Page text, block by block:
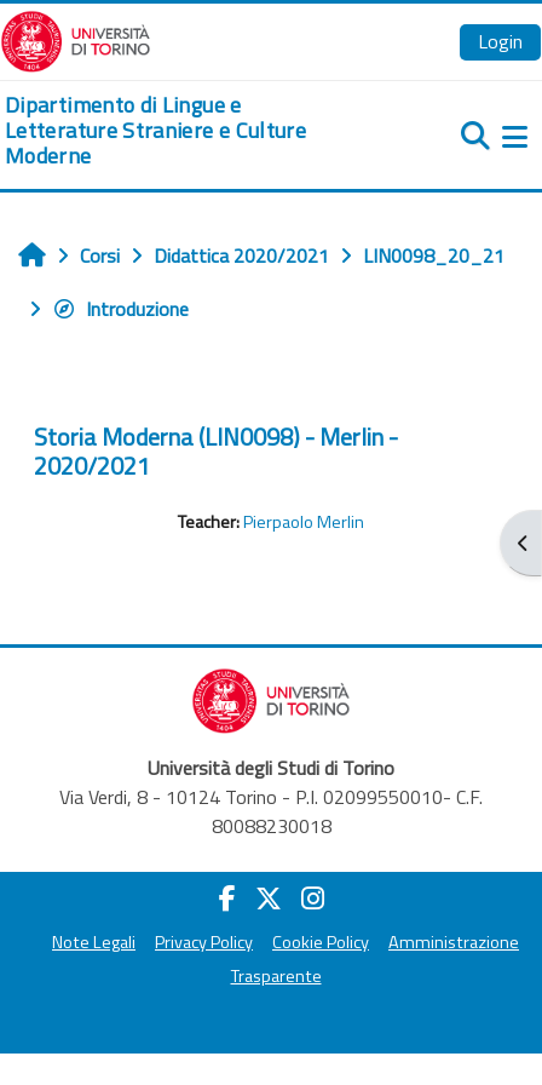
Vai al contenuto principale
Login
Dipartimento di Lingue e
Letterature Straniere e Culture
Moderne
Home
Corsi Didattica 2020/2021
LIN0098_20_21
Introduzione
Storia Moderna (LIN0098) - Merlin -
2020/2021
Teacher:Pierpaolo Merlin
Università degli Studi di Torino
Via Verdi, 8 - 10124 Torino - P.I. 02099550010- C.F.
80088230018
Note Legali Privacy Policy Cookie Policy
Amministrazione
Trasparente